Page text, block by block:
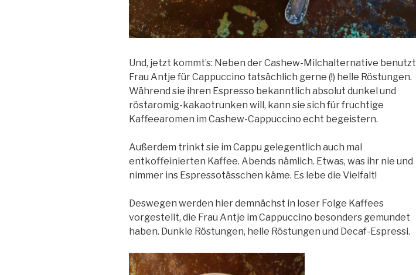
Und, jetzt kommt’s: Neben der Cashew-Milchalternative benutzt
Frau Antje für Cappuccino tatsächlich gerne (!) helle Röstungen.
Während sie ihren Espresso bekanntlich absolut dunkel und
röstaromig-kakaotrunken will, kann sie sich für fruchtige
Kaffeearomen im Cashew-Cappuccino echt begeistern.
Außerdem trinkt sie im Cappu gelegentlich auch mal
entkoffeinierten Kaffee. Abends nämlich. Etwas, was ihr nie und
nimmer ins Espressotässchen käme. Es lebe die Vielfalt!
Deswegen werden hier demnächst in loser Folge Kaffees
vorgestellt, die Frau Antje im Cappuccino besonders gemundet
haben. Dunkle Röstungen, helle Röstungen und Decaf-Espressi.